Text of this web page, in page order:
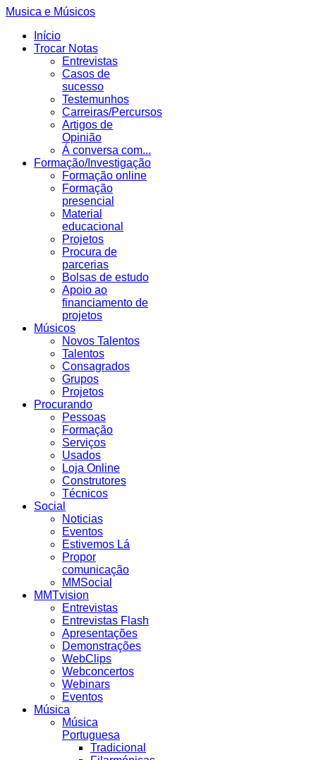
Musica e Músicos
Início
Trocar Notas
Entrevistas
Casos de
sucesso
Testemunhos
Carreiras/Percursos
Artigos de
Opinião
Á conversa com...
Formação/Investigação
Formação online
Formação
presencial
Material
educacional
Projetos
Procura de
parcerias
Bolsas de estudo
Apoio ao
financiamento de
projetos
Músicos
Novos Talentos
Talentos
Consagrados
Grupos
Projetos
Procurando
Pessoas
Formação
Serviços
Usados
Loja Online
Construtores
Técnicos
Social
Noticias
Eventos
Estivemos Lá
Propor
comunicação
MMSocial
MMTvision
Entrevistas
Entrevistas Flash
Apresentações
Demonstrações
WebClips
Webconcertos
Webinars
Eventos
Música
Música
Portuguesa
Tradicional